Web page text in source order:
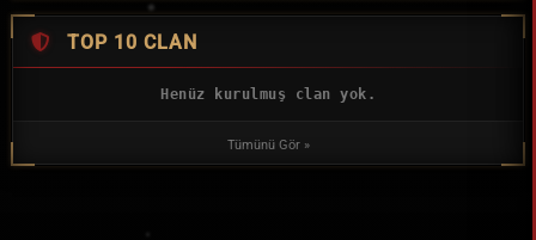
TOP 10 CLAN
Henüz kurulmuş clan yok.
Tümünü Gör »